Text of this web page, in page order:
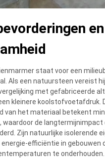
en
staat voor een
Als een natuursteen vereist
met gefabriceerde
kleinere koolstofvoetafdruk.
van het materiaal betekent
waardoor de langtermijnimpact
Zijn natuurlijke isolerende
energie-efficiëntie in gebouwen
te onderhouden.